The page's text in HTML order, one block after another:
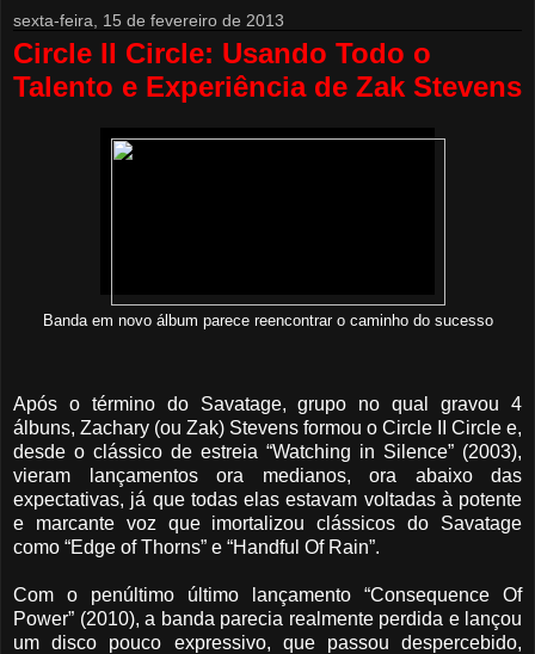
sexta-feira, 15 de fevereiro de 2013
Circle II Circle: Usando Todo o
Talento e Experiência de Zak Stevens
Banda em novo álbum parece reencontrar o caminho do sucesso
Após o término do Savatage, grupo no qual gravou 4
álbuns, Zachary (ou Zak) Stevens formou o Circle II Circle e,
desde o clássico de estreia “Watching in Silence” (2003),
vieram lançamentos ora medianos, ora abaixo das
expectativas, já que todas elas estavam voltadas à potente
e marcante voz que imortalizou clássicos do Savatage
como “Edge of Thorns” e “Handful Of Rain”.
Com o penúltimo último lançamento “Consequence Of
Power” (2010), a banda parecia realmente perdida e lançou
um disco pouco expressivo, que passou despercebido,